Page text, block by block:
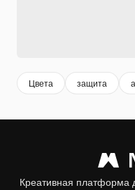
Цвета защита
Креативная платформа